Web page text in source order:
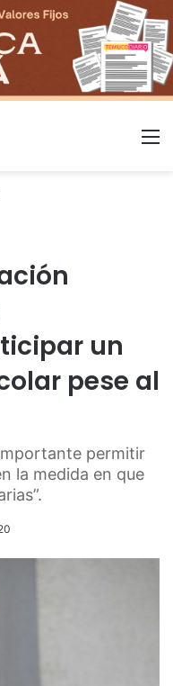
un
pese al
permitir
la medida en que